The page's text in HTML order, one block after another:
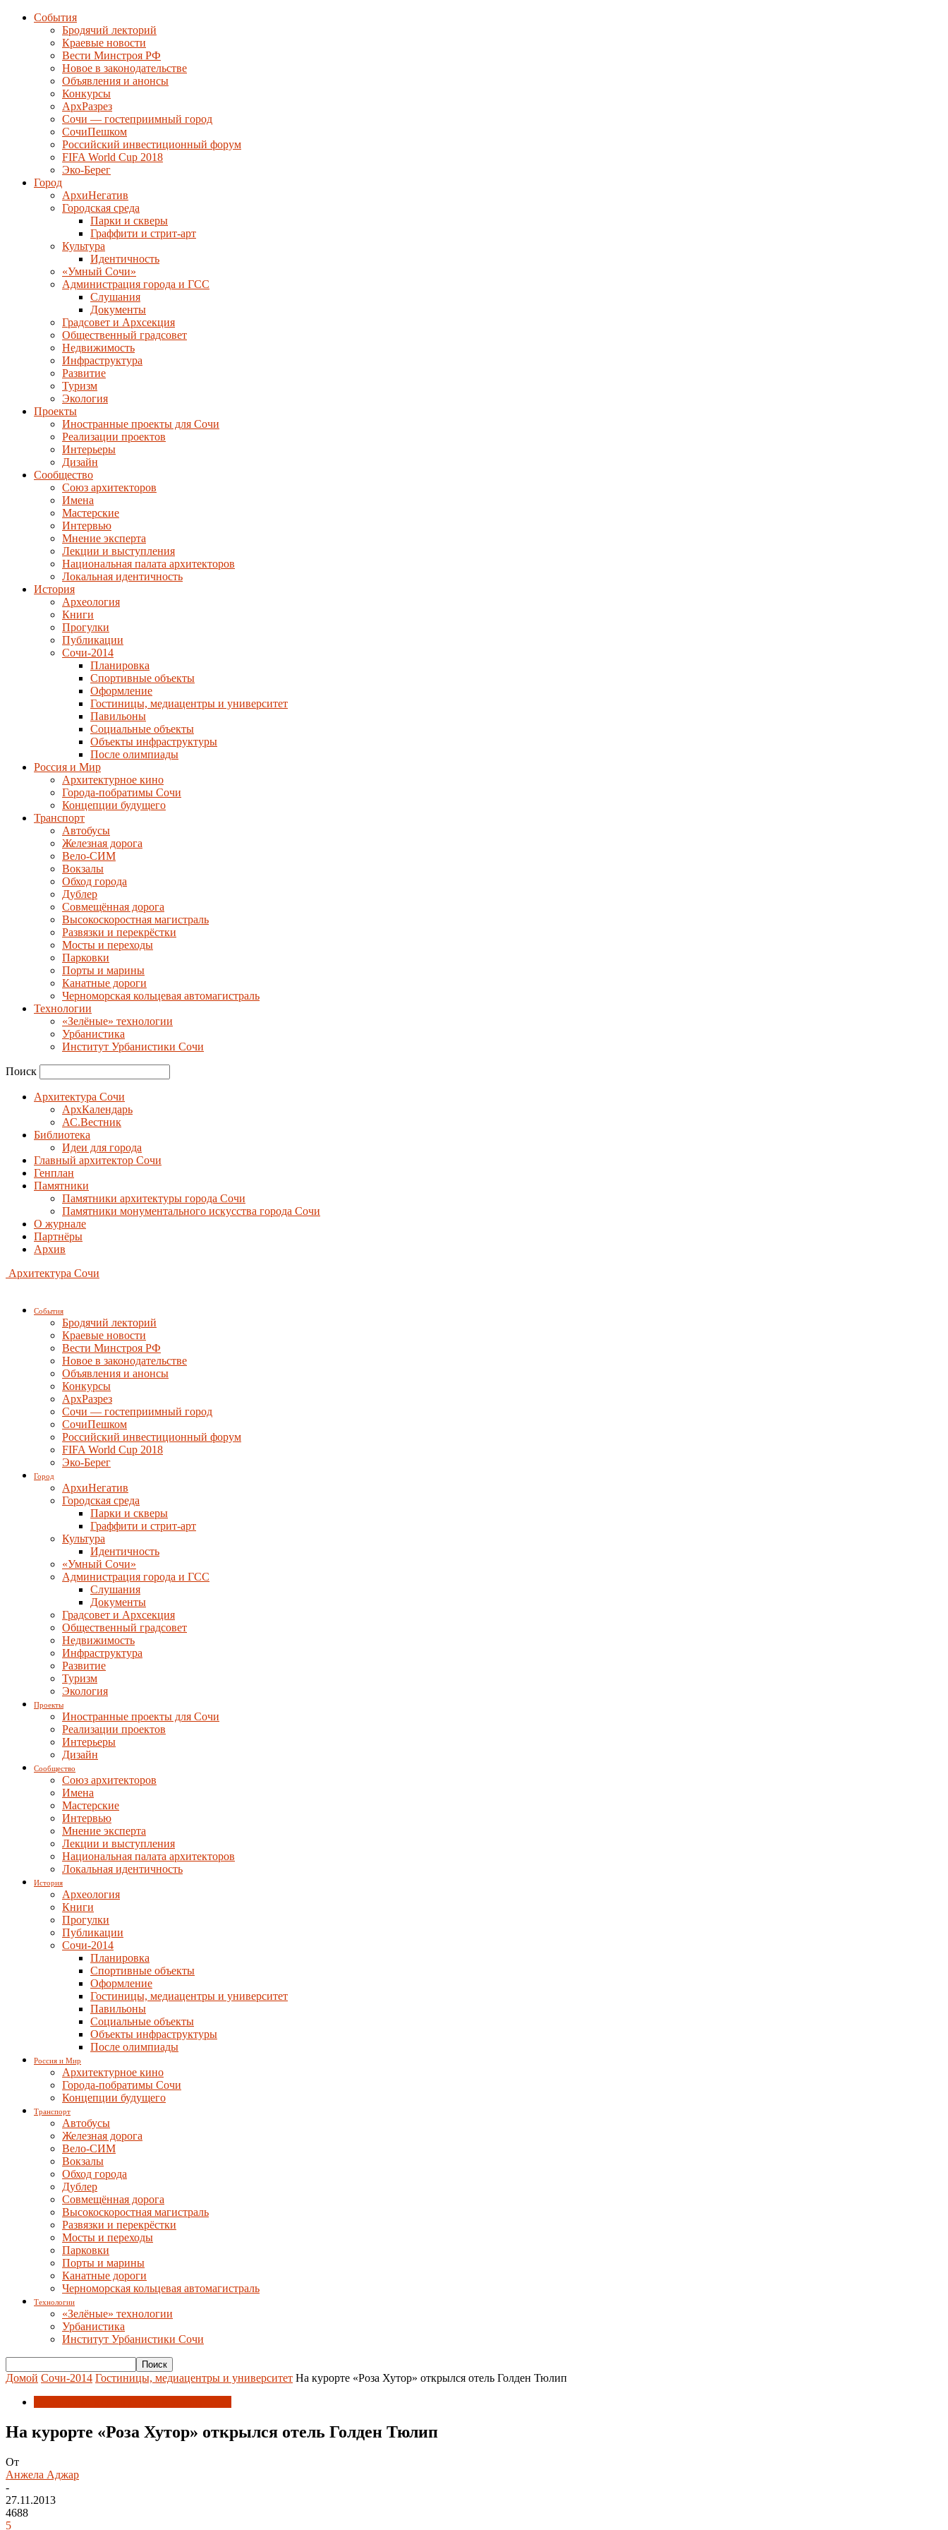
События
Бродячий лекторий
Краевые новости
Вести Минстроя РФ
Новое в законодательстве
Объявления и анонсы
Конкурсы
АрхРазрез
Сочи — гостеприимный город
СочиПешком
Российский инвестиционный форум
FIFA World Cup 2018
Эко-Берег
Город
АрхиНегатив
Городская среда
Парки и скверы
Граффити и стрит-арт
Культура
Идентичность
«Умный Сочи»
Администрация города и ГСС
Слушания
Документы
Градсовет и Архсекция
Общественный градсовет
Недвижимость
Инфраструктура
Развитие
Туризм
Экология
Проекты
Иностранные проекты для Сочи
Реализации проектов
Интерьеры
Дизайн
Сообщество
Союз архитекторов
Имена
Мастерские
Интервью
Мнение эксперта
Лекции и выступления
Национальная палата архитекторов
Локальная идентичность
История
Археология
Книги
Прогулки
Публикации
Сочи-2014
Планировка
Спортивные объекты
Оформление
Гостиницы, медиацентры и университет
Павильоны
Социальные объекты
Объекты инфраструктуры
После олимпиады
Россия и Мир
Архитектурное кино
Города-побратимы Сочи
Концепции будущего
Транспорт
Автобусы
Железная дорога
Вело-СИМ
Вокзалы
Обход города
Дублер
Совмещённая дорога
Высокоскоростная магистраль
Развязки и перекрёстки
Мосты и переходы
Парковки
Порты и марины
Канатные дороги
Черноморская кольцевая автомагистраль
Технологии
«Зелёные» технологии
Урбанистика
Институт Урбанистики Сочи
Поиск
Архитектура Сочи
АрхКалендарь
АС.Вестник
Библиотека
Идеи для города
Главный архитектор Сочи
Генплан
Памятники
Памятники архитектуры города Сочи
Памятники монументального искусства города Сочи
О журнале
Партнёры
Архив
Архитектура Сочи
События
Бродячий лекторий
Краевые новости
Вести Минстроя РФ
Новое в законодательстве
Объявления и анонсы
Конкурсы
АрхРазрез
Сочи — гостеприимный город
СочиПешком
Российский инвестиционный форум
FIFA World Cup 2018
Эко-Берег
Город
АрхиНегатив
Городская среда
Парки и скверы
Граффити и стрит-арт
Культура
Идентичность
«Умный Сочи»
Администрация города и ГСС
Слушания
Документы
Градсовет и Архсекция
Общественный градсовет
Недвижимость
Инфраструктура
Развитие
Туризм
Экология
Проекты
Иностранные проекты для Сочи
Реализации проектов
Интерьеры
Дизайн
Сообщество
Союз архитекторов
Имена
Мастерские
Интервью
Мнение эксперта
Лекции и выступления
Национальная палата архитекторов
Локальная идентичность
История
Археология
Книги
Прогулки
Публикации
Сочи-2014
Планировка
Спортивные объекты
Оформление
Гостиницы, медиацентры и университет
Павильоны
Социальные объекты
Объекты инфраструктуры
После олимпиады
Россия и Мир
Архитектурное кино
Города-побратимы Сочи
Концепции будущего
Транспорт
Автобусы
Железная дорога
Вело-СИМ
Вокзалы
Обход города
Дублер
Совмещённая дорога
Высокоскоростная магистраль
Развязки и перекрёстки
Мосты и переходы
Парковки
Порты и марины
Канатные дороги
Черноморская кольцевая автомагистраль
Технологии
«Зелёные» технологии
Урбанистика
Институт Урбанистики Сочи
Домой Сочи-2014 Гостиницы, медиацентры и университет На курорте «Роза Хутор» открылся отель Голден Тюлип
На курорте «Роза Хутор» открылся отель Голден Тюлип
От
Анжела Аджар
-
27.11.2013
4688
5